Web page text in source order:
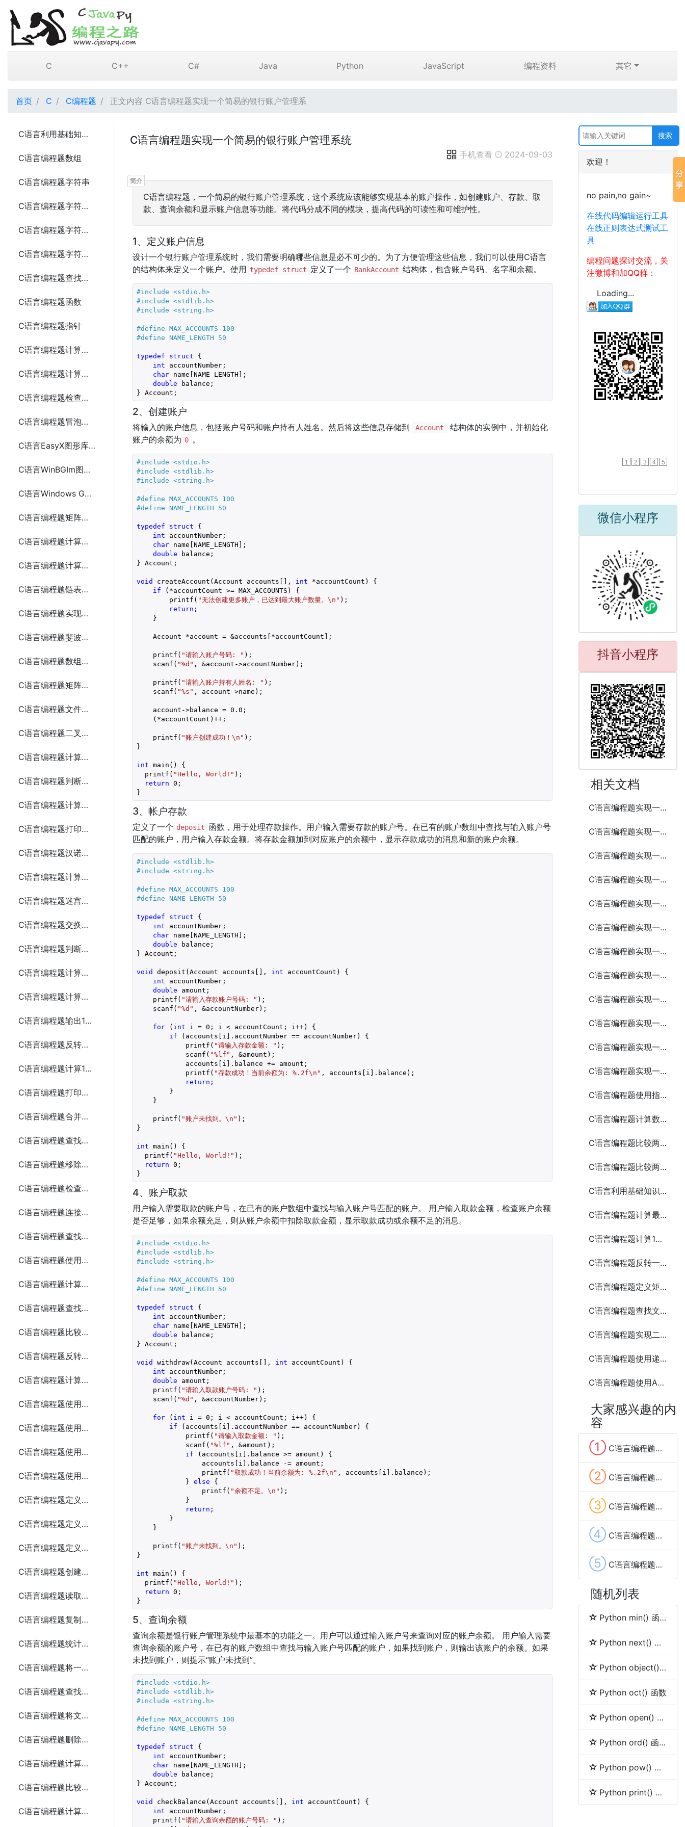
C C++ C# Java Python JavaScript 编程资料 其它
首页 C C编程题 正文内容 C语言编程题实现一个简易的银行账户管理系
C语言利用基础知识实现编程题计算器3种写法
C语言编程题数组
C语言编程题字符串
C语言编程题字符串比较的4种方法
C语言编程题字符串连接3种方法
C语言编程题字符串反转5种方法
C语言编程题查找子字符串5种方法
C语言编程题函数
C语言编程题指针
C语言编程题计算数组的平均值6种方法
C语言编程题计算阶乘5种方法
C语言编程题检查素数
C语言编程题冒泡排序
C语言EasyX图形库实现圆盘时钟
C语言WinBGIm图形库实现圆盘时钟
C语言Windows GDI实现圆盘时钟
C语言编程题矩阵乘法
C语言编程题计算数组中的最大和最小值5种方法
C语言编程题计算两个字符串的长度
C语言编程题链表的创建和遍历
C语言编程题实现二分查找
C语言编程题斐波那契数列
C语言编程题数组反转
C语言编程题矩阵加法
C语言编程题文件复制
C语言编程题二叉树遍历
C语言编程题计算最大公约数
C语言编程题判断回文字符串
C语言编程题计算两个数的和、差、积、商
C语言编程题打印九九乘法表
C语言编程题汉诺塔问题
C语言编程题计算逆波兰表达式
C语言编程题迷宫求解
C语言编程题交换两个变量的值
C语言编程题判断一个年份是否为闰年
C语言编程题计算从1到n的自然数之和
C语言编程题计算一个整数的各位数字之和
C语言编程题输出1到100之间的所有素数
C语言编程题反转一个整数
C语言编程题计算1到n的所有偶数之和
C语言编程题打印金字塔形图案
C语言编程题合并两个数组
C语言编程题查找数组中的重复元素
C语言编程题移除数组中的重复元素
C语言编程题检查两个数组是否相等
C语言编程题连接两个字符串
C语言编程题查找一个字符串中的所有元音字母
C语言编程题使用指针交换两个变量的值
C语言编程题计算数组元素的和（使用指针）
C语言编程题查找数组中的最大值（使用指针）
C语言编程题比较两个字符串（使用指针）
C语言编程题反转一个字符串（使用指针）
C语言编程题计算动态分配内存存储n个整数的和
C语言编程题使用指针和函数计算两个整数的最大公约数
C语言编程题使用指针和函数实现字符串的连接
C语言编程题使用指针和函数查找字符串中的字符
C语言编程题使用指针和函数排序数组
C语言编程题定义时间、学生和复数结构体
C语言编程题定义矩形、日期和员工结构体
C语言编程题定义点、书籍、三角形和汽车结构体
C语言编程题创建并写入文本文件
C语言编程题读取文本文件并输出其内容
C语言编程题复制一个文本文件的内容到另一个文件
C语言编程题统计文本文件中的字符、单词和行数
C语言编程题将一段文本追加到现有文件的末尾
C语言编程题查找文本文件中的某个单词
C语言编程题将文本文件中的所有字母转换为大写
C语言编程题删除文本文件中的所有空行
C语言编程题计算二进制文件中的整数之和
C语言编程题比较两个文本文件是否相同
C语言编程题计算两个矩阵的和
C语言编程题实现一个简易的银行账户管理系统
手机查看 2024-09-03
C语言编程题，一个简易的银行账户管理系统，这个系统应该能够实现基本的账户操作，如创建账户、存款、取
款、查询余额和显示账户信息等功能。将代码分成不同的模块，提高代码的可读性和可维护性。
1、定义账户信息
设计一个银行账户管理系统时，我们需要明确哪些信息是必不可少的。为了方便管理这些信息，我们可以使用C语言
的结构体来定义一个账户。使用 typedef struct 定义了一个 BankAccount 结构体，包含账户号码、名字和余额。
#include <stdio.h>
#include <stdlib.h>
#include <string.h>
#define MAX_ACCOUNTS 100
#define NAME_LENGTH 50
typedef struct {
int accountNumber;
char name[NAME_LENGTH];
double balance;
2、创建账户
将输入的账户信息，包括账户号码和账户持有人姓名。然后将这些信息存储到 Account
结构体的实例中，并初始化
账户的余额为 0 。
#include <stdio.h>
#include <stdlib.h>
#include <string.h>
#define MAX_ACCOUNTS 100
#define NAME_LENGTH 50
typedef struct {
int accountNumber;
char name[NAME_LENGTH];
double balance;
} Account;
void createAccount(Account accounts[], int *accountCount) {
if (*accountCount >= MAX_ACCOUNTS) {
        printf(
"无法创建更多账户，已达到最大账户数量。\n" );
return ;
    }
    Account *account = &accounts[*accountCount];
    printf(
"请输入账户号码: " );
    scanf(
"%d" , &account->accountNumber);
    printf(
"请输入账户持有人姓名: " );
    scanf(
"%s" , account->name);
    account->balance =
0.0 ;
    (*accountCount)++;
    printf(
"账户创建成功！\n" );
}
int main() {
  printf(
"Hello, World!" );
return 0 ;
}
3、帐户存款
定义了一个 deposit 函数，用于处理存款操作。用户输入需要存款的账户号。在已有的账户数组中查找与输入账户号
匹配的账户，用户输入存款金额。将存款金额加到对应账户的余额中，显示存款成功的消息和新的账户余额。
#include <stdlib.h>
#include <string.h>
#define MAX_ACCOUNTS 100
#define NAME_LENGTH 50
typedef struct {
int accountNumber;
char name[NAME_LENGTH];
double balance;
} Account;
void deposit(Account accounts[], int accountCount) {
int accountNumber;
double amount;
    printf(
"请输入存款账户号码: " );
    scanf(
"%d" , &accountNumber);
for ( int i = 0 ; i < accountCount; i++) {
if (accounts[i].accountNumber == accountNumber) {
            printf(
"请输入存款金额: " );
            scanf(
"%lf" , &amount);
            accounts[i].balance += amount;
            printf(
"存款成功！当前余额为: %.2f\n" , accounts[i].balance);
return ;
        }
    }
    printf(
"账户未找到。\n" );
}
int main() {
  printf(
"Hello, World!" );
return 0 ;
}
4、账户取款
用户输入需要取款的账户号，在已有的账户数组中查找与输入账户号匹配的账户。 用户输入取款金额，检查账户余额
是否足够，如果余额充足，则从账户余额中扣除取款金额，显示取款成功或余额不足的消息。
#include <stdio.h>
#include <stdlib.h>
#include <string.h>
#define MAX_ACCOUNTS 100
#define NAME_LENGTH 50
typedef struct {
int accountNumber;
char name[NAME_LENGTH];
double balance;
} Account;
void withdraw(Account accounts[], int accountCount) {
int accountNumber;
double amount;
    printf(
"请输入取款账户号码: " );
    scanf(
"%d" , &accountNumber);
for ( int i = 0 ; i < accountCount; i++) {
if (accounts[i].accountNumber == accountNumber) {
            printf(
"请输入取款金额: " );
            scanf(
"%lf" , &amount);
if (accounts[i].balance >= amount) {
                accounts[i].balance -= amount;
                printf(
"取款成功！当前余额为: %.2f\n" , accounts[i].balance);
            }
else {
                printf(
"余额不足。\n" );
            }
return ;
        }
    }
    printf(
"账户未找到。\n" );
}
int main() {
  printf(
"Hello, World!" );
return 0 ;
}
5、查询余额
查询余额是银行账户管理系统中最基本的功能之一。用户可以通过输入账户号来查询对应的账户余额。 用户输入需要
查询余额的账户号，在已有的账户数组中查找与输入账户号匹配的账户，如果找到账户，则输出该账户的余额。如果
未找到账户，则提示“账户未找到”。
#include <stdio.h>
#include <stdlib.h>
#include <string.h>
#define MAX_ACCOUNTS 100
#define NAME_LENGTH 50
typedef struct {
int accountNumber;
char name[NAME_LENGTH];
double balance;
} Account;
void checkBalance(Account accounts[], int accountCount) {
int accountNumber;
    printf(
"请输入查询余额的账户号码: " );
欢迎！
no pain,no gain~
在线代码编辑运行工具
在线正则表达式测试工
具
编程问题探讨交流，关
注微博和加QQ群：
Loading...
1 2 3 4 5
微信小程序
抖音小程序
相关文档
C语言编程题实现一个简易的图书管理系统
C语言编程题实现一个简易的任务管理系统
C语言编程题实现一个简易的客户端和服务器通信
C语言编程题实现一个简易的文件传输工具
C语言编程题实现一个简易的端口扫描工具
C语言编程题实现一个简易的猜数字游戏
C语言编程题实现一个简易的打砖块游戏
C语言编程题实现一个简易的邮件发送工具
C语言编程题实现一个简易的网络抓包工具
C语言编程题实现一个简易的聊天应用
C语言编程题实现一个简易的扫雷游戏
C语言编程题实现一个简易的聊天室
C语言编程题使用指针和函数实现字符串的连接
C语言编程题计算数组中的最大和最小值5种方法
C语言编程题比较两个字符串（使用指针）
C语言编程题比较两个文本文件是否相同
C语言利用基础知识实现编程题计算器3种写法
C语言编程题计算最大公约数
C语言编程题计算1到n的所有偶数之和
C语言编程题反转一个字符串（使用指针）
C语言编程题定义矩形、日期和员工结构体
C语言编程题查找文本文件中的某个单词
C语言编程题实现二分查找
C语言编程题使用递归求解汉诺塔问题
C语言编程题使用ASCII码绘制一个简单的树
大家感兴趣的内
容
① C语言编程题计算一个整数的各位数字之和
② C语言编程题计算数组中的最大和最小值5种方法
③ C语言编程题计算数组的平均值6种方法
④ C语言编程题计算阶乘5种方法
⑤ C语言编程题计算1到n的所有偶数之和
随机列表
Python min() 函数
Python next() 函数
Python object() 函数
Python oct() 函数
Python open() 函数
Python ord() 函数
Python pow() 函数
Python print() 函数